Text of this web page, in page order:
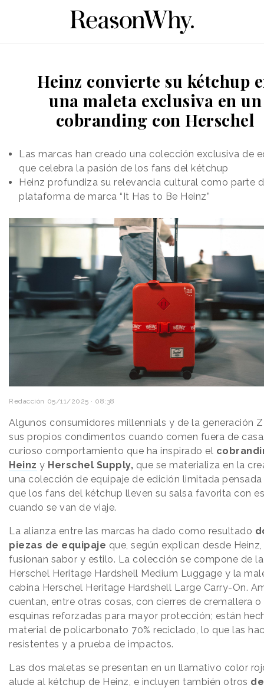
Heinz convierte su kétchup
una maleta exclusiva en un
cobranding con Herschel
Las marcas han creado una colección exclusiva de
que celebra la pasión de los fans del kétchup
Heinz profundiza su relevancia cultural como parte
plataforma de marca “It Has to Be Heinz”
Redacción 05/11/2025 · 08:38
Algunos consumidores millennials y de la generación
sus propios condimentos cuando comen fuera de
curioso comportamiento que ha inspirado el
Heinz y Herschel Supply, que se materializa en la
una colección de equipaje de edición limitada pensada
que los fans del kétchup lleven su salsa favorita con
cuando se van de viaje.
La alianza entre las marcas ha dado como resultado
piezas de equipaje que, según explican desde Heinz,
fusionan sabor y estilo. La colección se compone de
Herschel Heritage Hardshell Medium Luggage y la
cabina Herschel Heritage Hardshell Large Carry-On.
cuentan, entre otras cosas, con cierres de cremallera o
esquinas reforzadas para mayor protección; están
material de policarbonato 70% reciclado, lo que las
resistentes y a prueba de impactos.
Las dos maletas se presentan en un llamativo color
alude al kétchup de Heinz, e incluyen también otros